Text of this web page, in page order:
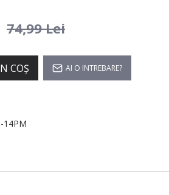
14PM
74,99 Lei
COŞ AI O INTREBARE?